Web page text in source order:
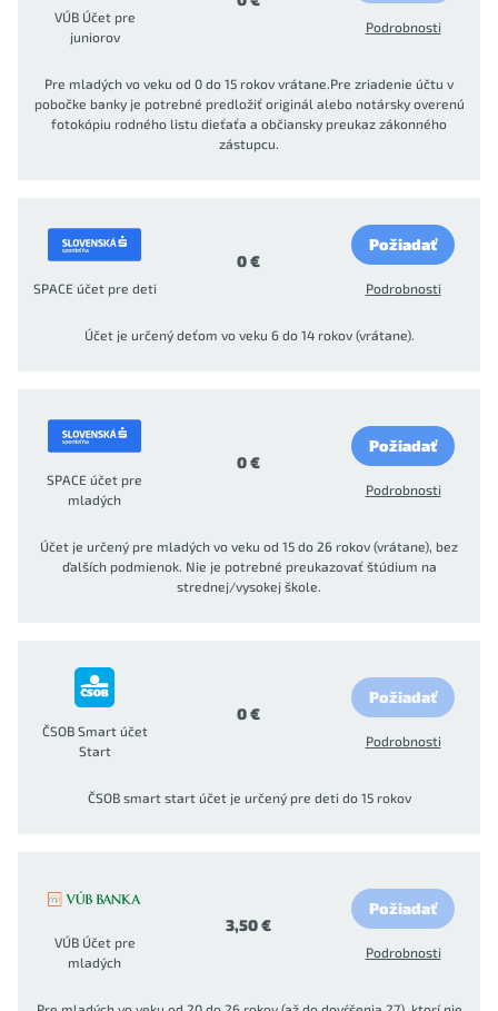
VÚB Účet pre
juniorov
Podrobnosti
Pre mladých vo veku od 0 do 15 rokov vrátane.Pre zriadenie účtu v
pobočke banky je potrebné predložiť originál alebo notársky overenú
fotokópiu rodného listu dieťaťa a občiansky preukaz zákonného
zástupcu.
SPACE účet pre deti
0 €
Požiadať
Podrobnosti
Účet je určený deťom vo veku 6 do 14 rokov (vrátane).
SPACE účet pre
mladých
0 €
Požiadať
Podrobnosti
Účet je určený pre mladých vo veku od 15 do 26 rokov (vrátane), bez
ďalších podmienok. Nie je potrebné preukazovať štúdium na
strednej/vysokej škole.
ČSOB Smart účet
Start
0 €
Požiadať
Podrobnosti
ČSOB smart start účet je určený pre deti do 15 rokov
VÚB Účet pre
mladých
3,50 €
Požiadať
Podrobnosti